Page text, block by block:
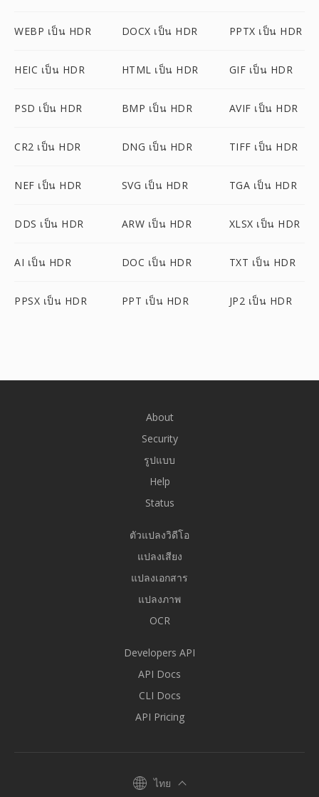
WEBP เป็น HDR DOCX เป็น HDR PPTX เป็น HDR
HEIC เป็น HDR HTML เป็น HDR GIF เป็น HDR
PSD เป็น HDR BMP เป็น HDR AVIF เป็น HDR
CR2 เป็น HDR DNG เป็น HDR TIFF เป็น HDR
NEF เป็น HDR SVG เป็น HDR TGA เป็น HDR
DDS เป็น HDR ARW เป็น HDR XLSX เป็น HDR
AI เป็น HDR DOC เป็น HDR TXT เป็น HDR
PPSX เป็น HDR PPT เป็น HDR JP2 เป็น HDR
About
Security
รูปแบบ
Help
Status
ตัวแปลงวิดีโอ
แปลงเสียง
แปลงเอกสาร
แปลงภาพ
OCR
Developers API
API Docs
CLI Docs
API Pricing
ไทย